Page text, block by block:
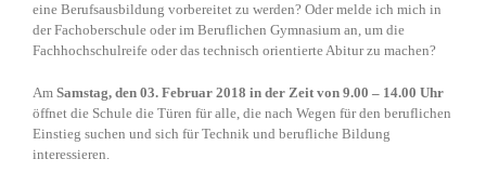
eine Berufsausbildung vorbereitet zu werden? Oder melde ich mich in
der Fachoberschule oder im Beruflichen Gymnasium an, um die
Fachhochschulreife oder das technisch orientierte Abitur zu machen?
Am Samstag, den 03. Februar 2018 in der Zeit von 9.00 – 14.00 Uhr
öffnet die Schule die Türen für alle, die nach Wegen für den beruflichen
Einstieg suchen und sich für Technik und berufliche Bildung
interessieren.